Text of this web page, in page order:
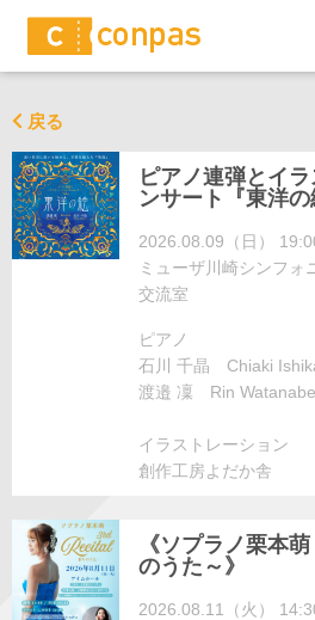
戻る
ピアノ連弾とイ
ンサート『東洋の
2026.08.09（日）
ミューザ川崎シンフォ
交流室
ピアノ
石川 千晶 Chiaki
渡邉 凜 Rin Watanabe
イラストレーション
創作工房よだか舎
《ソプラノ栗本
のうた～》
2026.08.11（火）